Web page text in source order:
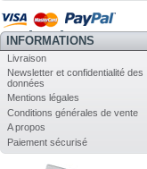
INFORMATIONS
Livraison
Newsletter et confidentialité des
données
Mentions légales
Conditions générales de vente
A propos
Paiement sécurisé